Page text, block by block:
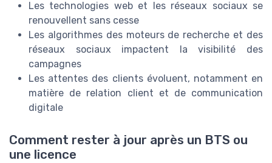
Les technologies web et les réseaux sociaux se
renouvellent sans cesse
Les algorithmes des moteurs de recherche et des
réseaux sociaux impactent la visibilité des
campagnes
Les attentes des clients évoluent, notamment en
matière de relation client et de communication
digitale
Comment rester à jour après un BTS ou
une licence